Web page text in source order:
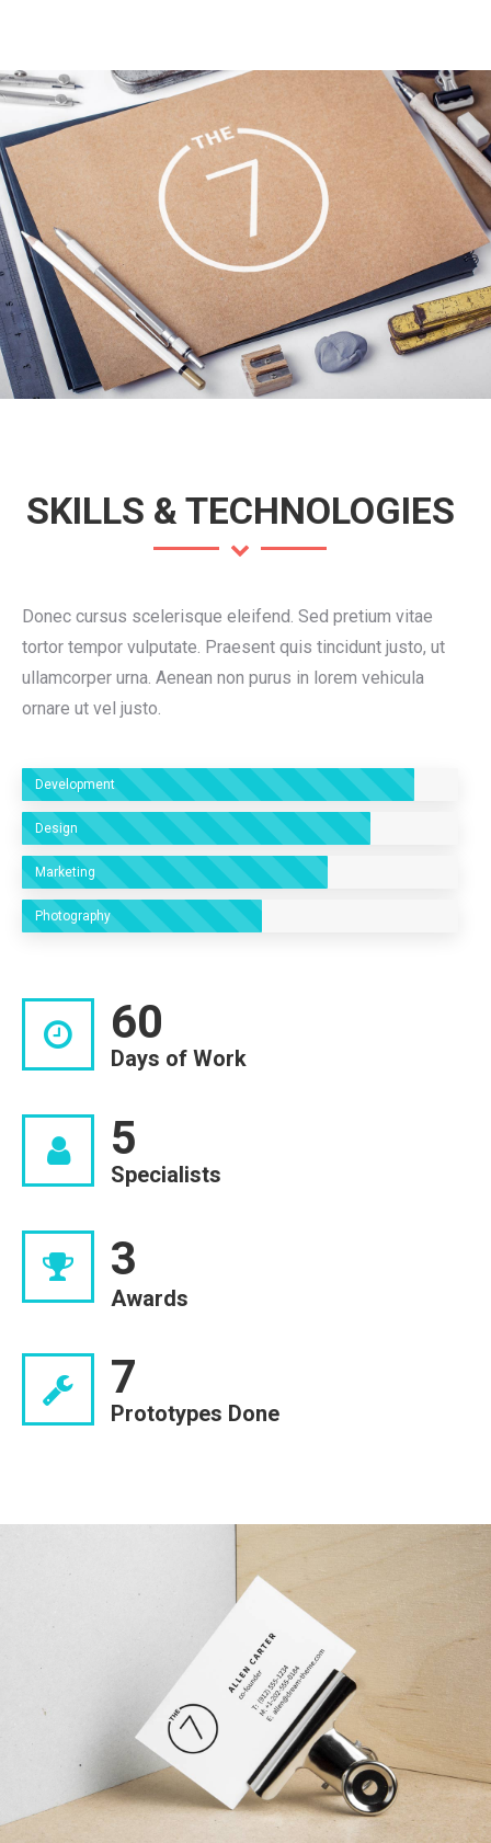
SKILLS & TECHNOLOGIES
Donec cursus scelerisque eleifend. Sed pretium vitae
tortor tempor vulputate. Praesent quis tincidunt justo, ut
ullamcorper urna. Aenean non purus in lorem vehicula
ornare ut vel justo.
Development
Design
Marketing
Photography
60
Days of Work
5
Specialists
3
Awards
7
Prototypes Done